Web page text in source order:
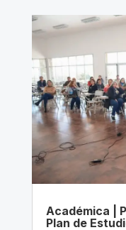
Académica |
Plan de